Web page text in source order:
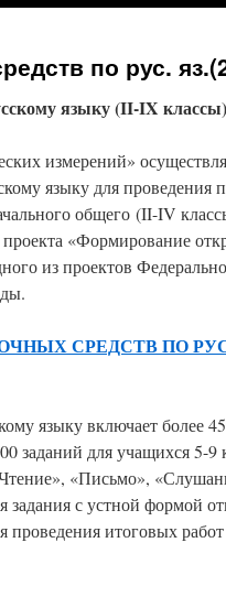
по рус.
языку (II-IX
измерений»
языку для проведения
общего (II-IV
«Формирование
из проектов
СРЕДСТВ ПО
языку включает более
заданий для учащихся 5-9
«Письмо»,
с устной формой
итоговых